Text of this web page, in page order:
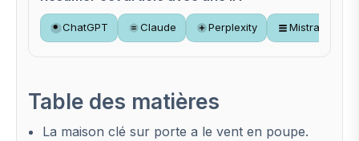
ChatGPT Claude Perplexity Mistral
Table des matières
La maison clé sur porte a le vent en poupe.